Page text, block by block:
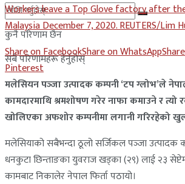
कुनै परिणाम छैन
सबै परिणामहरू हेर्नुहोस्
साउदी अरब
Workers leave a Top Glove factory after
Malaysia December 7, 2020. REUTERS/Lim
Share on FacebookShare on WhatsApp
Pinterest
मलेसियन पञ्‍जा उत्पादक कम्पनी ‘टप ग्लोभ’ले
कामदारमाथि श्रमशोषण गरेर नाफा कमाउने र
खोलिएका अफशोर कम्पनीमा लगानी गरिरहेको
मलेसियाको सबैभन्दा ठूलो सर्जिकल पञ्‍जा उत्पादक
धनकुटा छिन्ताङका युवराज खड्का (२९) लाई २३
कामबाट निकालेर नेपाल फिर्ता पठायो।